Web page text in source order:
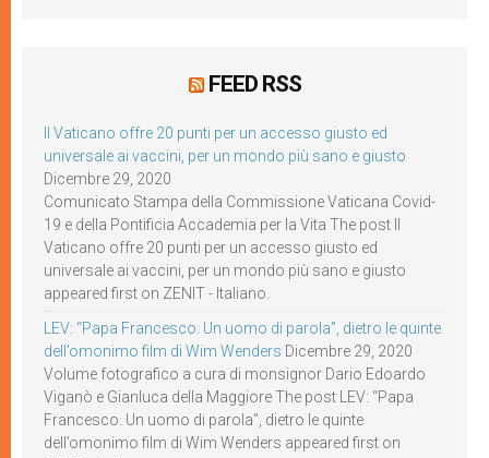
FEED RSS
Il Vaticano offre 20 punti per un accesso giusto ed
universale ai vaccini, per un mondo più sano e giusto
Dicembre 29, 2020
Comunicato Stampa della Commissione Vaticana Covid-
19 e della Pontificia Accademia per la Vita The post Il
Vaticano offre 20 punti per un accesso giusto ed
universale ai vaccini, per un mondo più sano e giusto
appeared first on ZENIT - Italiano.
LEV: “Papa Francesco. Un uomo di parola”, dietro le quinte
dell’omonimo film di Wim Wenders Dicembre 29, 2020
Volume fotografico a cura di monsignor Dario Edoardo
Viganò e Gianluca della Maggiore The post LEV: “Papa
Francesco. Un uomo di parola”, dietro le quinte
dell’omonimo film di Wim Wenders appeared first on